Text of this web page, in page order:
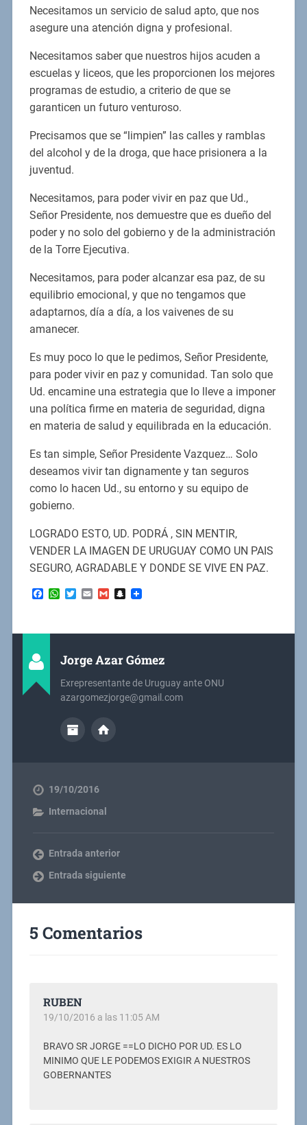
Necesitamos un servicio de salud apto, que nos
asegure una atención digna y profesional.
Necesitamos saber que nuestros hijos acuden a
escuelas y liceos, que les proporcionen los mejores
programas de estudio, a criterio de que se
garanticen un futuro venturoso.
Precisamos que se “limpien” las calles y ramblas
del alcohol y de la droga, que hace prisionera a la
juventud.
Necesitamos, para poder vivir en paz que Ud.,
Señor Presidente, nos demuestre que es dueño del
poder y no solo del gobierno y de la administración
de la Torre Ejecutiva.
Necesitamos, para poder alcanzar esa paz, de su
equilibrio emocional, y que no tengamos que
adaptarnos, día a día, a los vaivenes de su
amanecer.
Es muy poco lo que le pedimos, Señor Presidente,
para poder vivir en paz y comunidad. Tan solo que
Ud. encamine una estrategia que lo lleve a imponer
una política firme en materia de seguridad, digna
en materia de salud y equilibrada en la educación.
Es tan simple, Señor Presidente Vazquez… Solo
deseamos vivir tan dignamente y tan seguros
como lo hacen Ud., su entorno y su equipo de
gobierno.
LOGRADO ESTO, UD. PODRÁ , SIN MENTIR,
VENDER LA IMAGEN DE URUGUAY COMO UN PAIS
SEGURO, AGRADABLE Y DONDE SE VIVE EN PAZ.
Facebook
WhatsApp
TwitterEmailGmailSnapchat
Jorge Azar Gómez
Exrepresentante de Uruguay ante ONU
azargomezjorge@gmail.com
19/10/2016
Internacional
Entrada anterior
Entrada siguiente
5 Comentarios
RUBEN
19/10/2016 a las 11:05 AM
BRAVO SR JORGE ==LO DICHO POR UD. ES LO
MINIMO QUE LE PODEMOS EXIGIR A NUESTROS
GOBERNANTES